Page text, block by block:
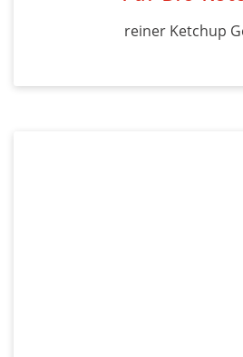
reiner Ketchup